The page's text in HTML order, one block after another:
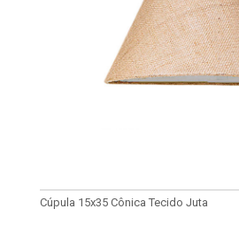
Cúpula 15x35 Cônica Tecido Juta